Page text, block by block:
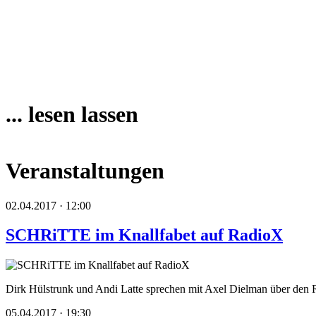
... lesen lassen
Veranstaltungen
02.04.2017 · 12:00
SCHRiTTE im Knallfabet auf RadioX
Dirk Hülstrunk und Andi Latte sprechen mit Axel Dielman über den
05.04.2017 · 19:30